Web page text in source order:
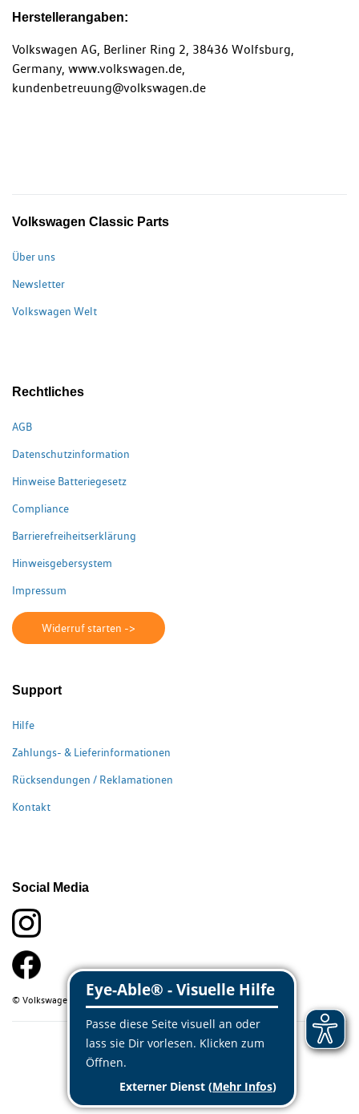
Herstellerangaben:
Volkswagen AG, Berliner Ring 2, 38436 Wolfsburg,
Germany, www.volkswagen.de,
kundenbetreuung@volkswagen.de
Volkswagen Classic Parts
Über uns
Newsletter
Volkswagen Welt
Rechtliches
AGB
Datenschutzinformation
Hinweise Batteriegesetz
Compliance
Barrierefreiheitserklärung
Hinweisgebersystem
Impressum
Widerruf starten ->
Support
Hilfe
Zahlungs- & Lieferinformationen
Rücksendungen / Reklamationen
Kontakt
Social Media
© Volkswagen Classic Parts 2026